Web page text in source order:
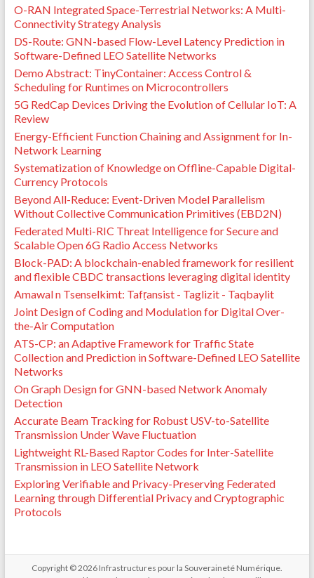
O-RAN Integrated Space-Terrestrial Networks: A Multi-
Connectivity Strategy Analysis
DS-Route: GNN-based Flow-Level Latency Prediction in
Software-Defined LEO Satellite Networks
Demo Abstract: TinyContainer: Access Control &
Scheduling for Runtimes on Microcontrollers
5G RedCap Devices Driving the Evolution of Cellular IoT: A
Review
Energy-Efficient Function Chaining and Assignment for In-
Network Learning
Systematization of Knowledge on Offline-Capable Digital-
Currency Protocols
Beyond All-Reduce: Event-Driven Model Parallelism
Without Collective Communication Primitives (EBD2N)
Federated Multi-RIC Threat Intelligence for Secure and
Scalable Open 6G Radio Access Networks
Block-PAD: A blockchain-enabled framework for resilient
and flexible CBDC transactions leveraging digital identity
Amawal n Tsenselkimt: Tafṛansist - Taglizit - Taqbaylit
Joint Design of Coding and Modulation for Digital Over-
the-Air Computation
ATS-CP: an Adaptive Framework for Traffic State
Collection and Prediction in Software-Defined LEO Satellite
Networks
On Graph Design for GNN-based Network Anomaly
Detection
Accurate Beam Tracking for Robust USV-to-Satellite
Transmission Under Wave Fluctuation
Lightweight RL-Based Raptor Codes for Inter-Satellite
Transmission in LEO Satellite Network
Exploring Verifiable and Privacy-Preserving Federated
Learning through Differential Privacy and Cryptographic
Protocols
Copyright © 2026 Infrastructures pour la Souveraineté Numérique.